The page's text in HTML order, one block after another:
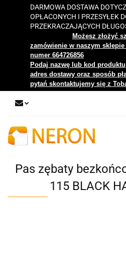
DARMOWA DOSTAWA
OPŁACONYCH I PRZESYŁEK
PRZEKRACZAJĄCYCH
Możesz złożyć
zamówienie w naszym
numer 664726856
Podaj nazwę lub kod
adres dostawy oraz sposób
pytań skontaktujemy się z
Pas zębaty
115 BLACK